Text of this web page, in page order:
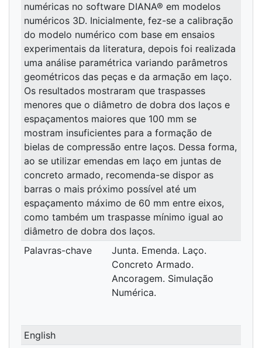
numéricas no software DIANA® em modelos
numéricos 3D. Inicialmente, fez-se a calibração
do modelo numérico com base em ensaios
experimentais da literatura, depois foi realizada
uma análise paramétrica variando parâmetros
geométricos das peças e da armação em laço.
Os resultados mostraram que traspasses
menores que o diâmetro de dobra dos laços e
espaçamentos maiores que 100 mm se
mostram insuficientes para a formação de
bielas de compressão entre laços. Dessa forma,
ao se utilizar emendas em laço em juntas de
concreto armado, recomenda-se dispor as
barras o mais próximo possível até um
espaçamento máximo de 60 mm entre eixos,
como também um traspasse mínimo igual ao
diâmetro de dobra dos laços.
Palavras-chave
Junta. Emenda. Laço.
Concreto Armado.
Ancoragem. Simulação
Numérica.
English